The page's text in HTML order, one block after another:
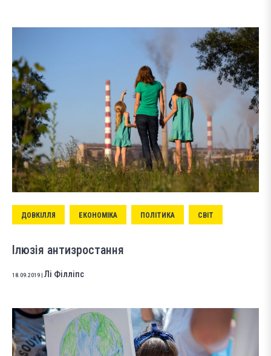
ДОВКІЛЛЯ ЕКОНОМІКА ПОЛІТИКА СВІТ
Ілюзія антизростання
18.09.2019 Лі Філліпс